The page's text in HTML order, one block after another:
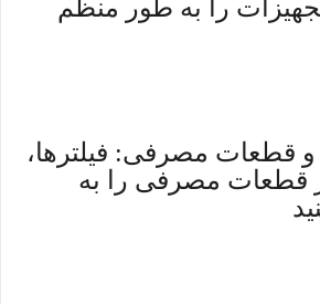
تجهیزات را به طور منظم
و قطعات مصرفی: فیلترها،
قطعات مصرفی را به